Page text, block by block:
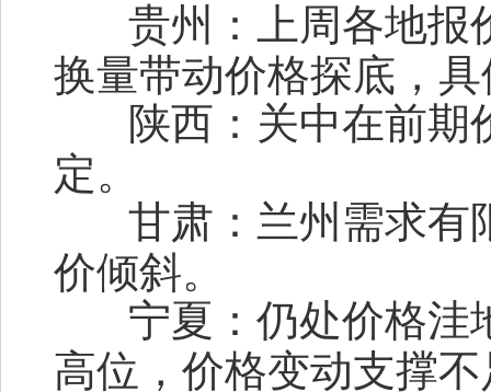
贵州：
上周各地
换量带动价格探底，
陕西： 关中在前期
定。
甘肃： 兰州需求有
价倾斜。
宁夏： 仍处价格洼
高位，价格变动支撑